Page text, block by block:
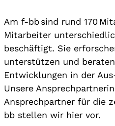
Am f-bb sind rund 170
Mitarbeiter
beschäftigt. Sie
unterstützen und
Entwicklungen in der
Unsere
Ansprechpartner für die
bb stellen wir hier vor.